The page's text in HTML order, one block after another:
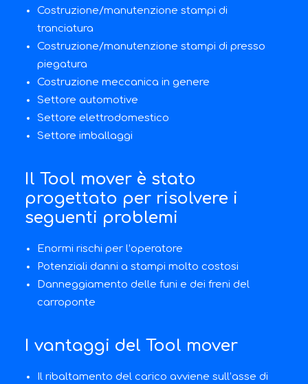
Costruzione/manutenzione stampi di
tranciatura
Costruzione/manutenzione stampi di presso
piegatura
Costruzione meccanica in genere
Settore automotive
Settore elettrodomestico
Settore imballaggi
Il Tool mover è stato
progettato per risolvere i
seguenti problemi
Enormi rischi per l’operatore
Potenziali danni a stampi molto costosi
Danneggiamento delle funi e dei freni del
carroponte
I vantaggi del Tool mover
Il ribaltamento del carico avviene sull’asse di